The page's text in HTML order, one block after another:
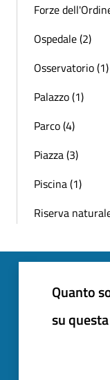
Forze
Ospedale (2)
Osservatorio (1)
Palazzo (1)
Parco (4)
Piazza (3)
Piscina (1)
Riserva
Quanto
su